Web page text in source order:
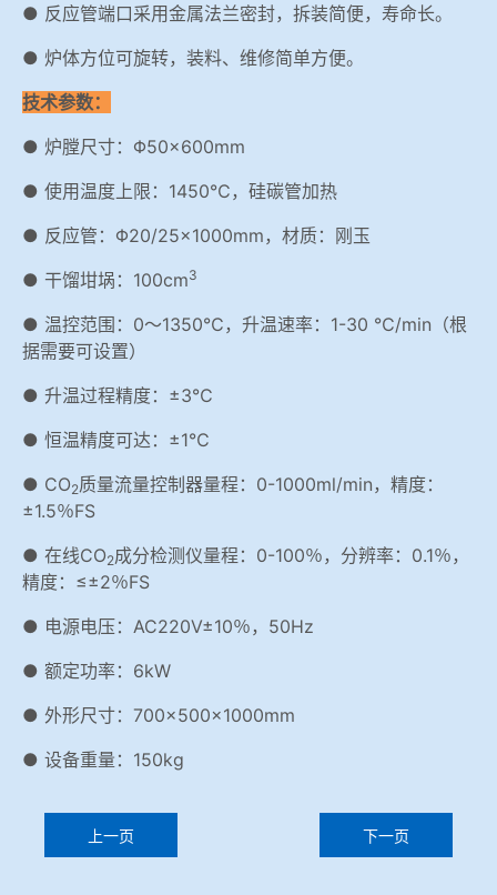
● 反应管端口采用金属法兰密封，拆装简便，寿命长。
● 炉体方位可旋转，装料、维修简单方便。
技术参数：
● 炉膛尺寸：Φ50×600mm
● 使用温度上限：1450℃，硅碳管加热
● 反应管：Φ20/25×1000mm，材质：刚玉
● 干馏坩埚：100cm3
● 温控范围：0～1350℃，升温速率：1-30 ℃/min（根
据需要可设置）
● 升温过程精度：±3℃
● 恒温精度可达：±1℃
● CO2质量流量控制器量程：0-1000ml/min，精度：
±1.5％FS
● 在线CO2成分检测仪量程：0-100％，分辨率：0.1％，
精度：≤±2％FS
● 电源电压：AC220V±10％，50Hz
● 额定功率：6kW
● 外形尺寸：700×500×1000mm
● 设备重量：150kg
上一页 下一页